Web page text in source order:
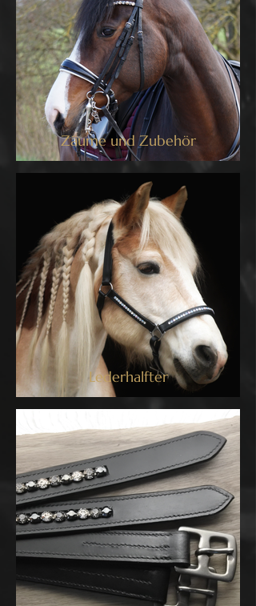
Zäume und Zubehör
Lederhalfter